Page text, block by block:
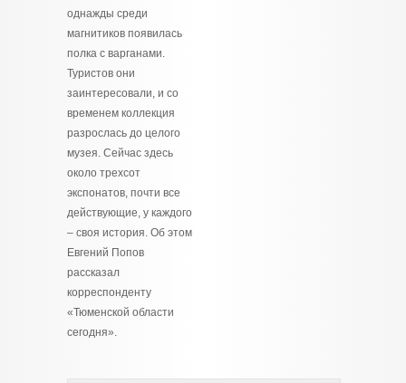
однажды среди
магнитиков появилась
полка с варганами.
Туристов они
заинтересовали, и со
временем коллекция
разрослась до целого
музея. Сейчас здесь
около трехсот
экспонатов, почти все
действующие, у каждого
– своя история. Об этом
Евгений Попов
рассказал
корреспонденту
«Тюменской области
сегодня».